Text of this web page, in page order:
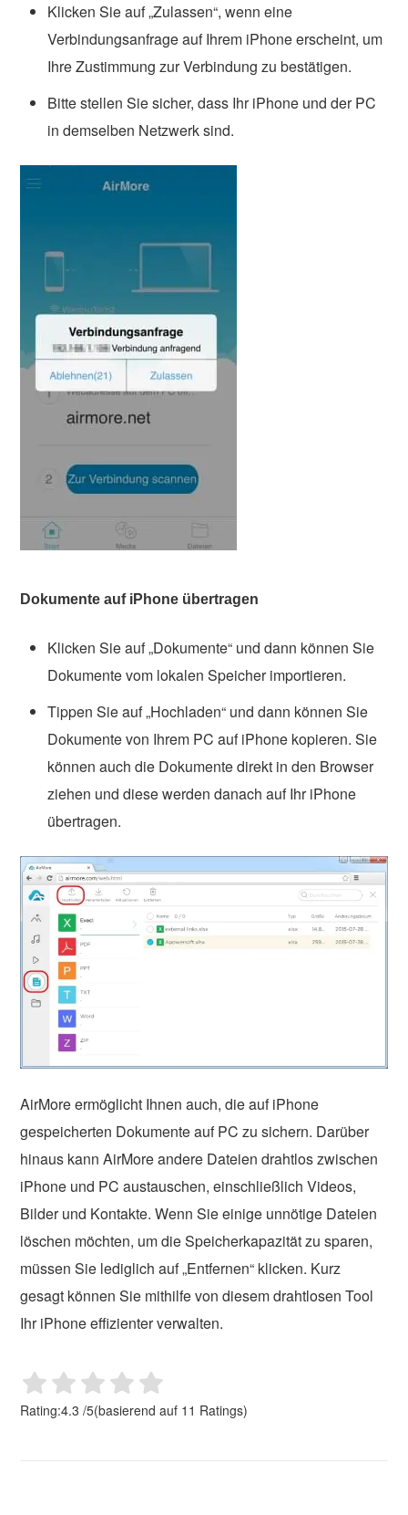
Klicken Sie auf „Zulassen“, wenn eine
Verbindungsanfrage auf Ihrem iPhone erscheint, um
Ihre Zustimmung zur Verbindung zu bestätigen.
Bitte stellen Sie sicher, dass Ihr iPhone und der PC
in demselben Netzwerk sind.
Dokumente auf iPhone übertragen
Klicken Sie auf „Dokumente“ und dann können Sie
Dokumente vom lokalen Speicher importieren.
Tippen Sie auf „Hochladen“ und dann können Sie
Dokumente von Ihrem PC auf iPhone kopieren. Sie
können auch die Dokumente direkt in den Browser
ziehen und diese werden danach auf Ihr iPhone
übertragen.
AirMore ermöglicht Ihnen auch, die auf iPhone
gespeicherten Dokumente auf PC zu sichern. Darüber
hinaus kann AirMore andere Dateien drahtlos zwischen
iPhone und PC austauschen, einschließlich Videos,
Bilder und Kontakte. Wenn Sie einige unnötige Dateien
löschen möchten, um die Speicherkapazität zu sparen,
müssen Sie lediglich auf „Entfernen“ klicken. Kurz
gesagt können Sie mithilfe von diesem drahtlosen Tool
Ihr iPhone effizienter verwalten.
Rating:4.3 /5(basierend auf 11 Ratings)